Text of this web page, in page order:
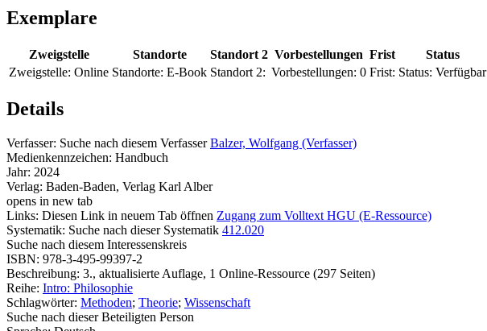
Exemplare
Zweigstelle Standorte Standort 2 Vorbestellungen Frist
Status
Zweigstelle: Online Standorte: E-Book Standort 2: Vorbestellungen: 0 Frist: Status: Verfügbar
Details
Verfasser: Suche nach diesem Verfasser Balzer, Wolfgang (Verfasser)
Medienkennzeichen: Handbuch
Jahr: 2024
Verlag: Baden-Baden, Verlag Karl Alber
opens in new tab
Links: Diesen Link in neuem Tab öffnen Zugang zum Volltext HGU (E-Ressource)
Systematik: Suche nach dieser Systematik 412.020
Suche nach diesem Interessenskreis
ISBN: 978-3-495-99397-2
Beschreibung: 3., aktualisierte Auflage, 1 Online-Ressource (297 Seiten)
Reihe: Intro: Philosophie
Schlagwörter: Methoden; Theorie; Wissenschaft
Suche nach dieser Beteiligten Person